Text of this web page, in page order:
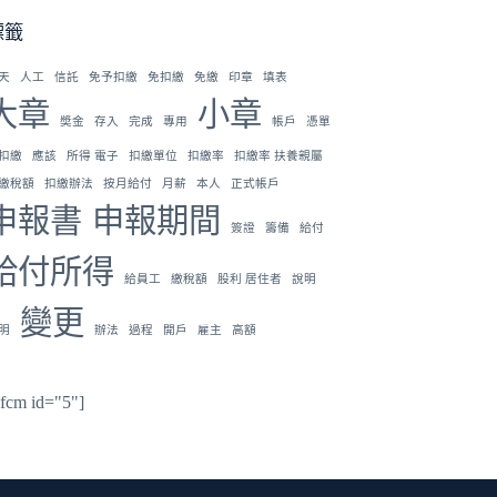
籤
人工 信託 免予扣繳 免扣繳 免繳 印章 填表
章 奬金 存入 完成 專用 小章 帳戶 憑單
繳 應該 所得 電子 扣繳單位 扣繳率 扣繳率 扶養親屬
稅額 扣繳辦法 按月給付 月薪 本人 正式帳戶
報書 申報期間 簽證 籌備 給付
付所得 給員工 繳稅額 股利 居住者 說明
變更 辦法 過程 開戶 雇主 高額
id="5"]